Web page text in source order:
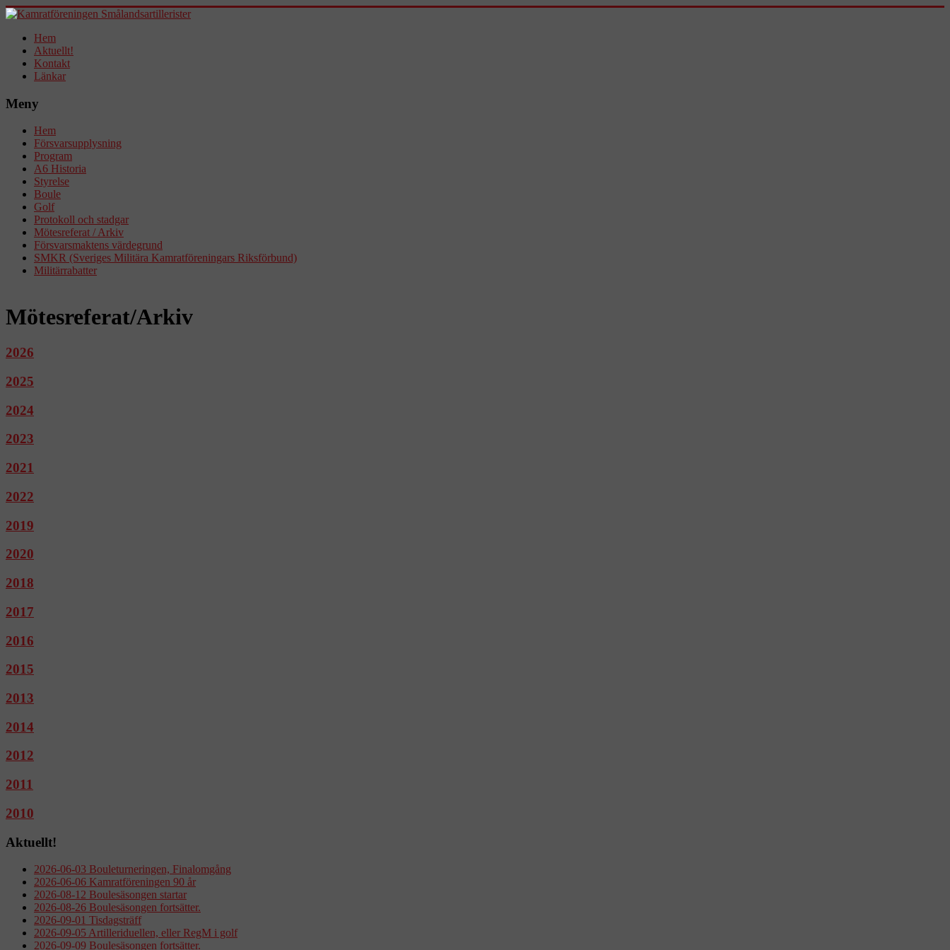
Hem
Aktuellt!
Kontakt
Länkar
Meny
Hem
Försvarsupplysning
Program
A6 Historia
Styrelse
Boule
Golf
Protokoll och stadgar
Mötesreferat / Arkiv
Försvarsmaktens värdegrund
SMKR (Sveriges Militära Kamratföreningars Riksförbund)
Militärrabatter
Mötesreferat/Arkiv
2026
2025
2024
2023
2021
2022
2019
2020
2018
2017
2016
2015
2013
2014
2012
2011
2010
Aktuellt!
2026-06-03 Bouleturneringen, Finalomgång
2026-06-06 Kamratföreningen 90 år
2026-08-12 Boulesäsongen startar
2026-08-26 Boulesäsongen fortsätter.
2026-09-01 Tisdagsträff
2026-09-05 Artilleriduellen, eller RegM i golf
2026-09-09 Boulesäsongen fortsätter.